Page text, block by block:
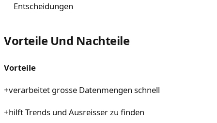
Entscheidungen
Vorteile Und Nachteile
Vorteile
+verarbeitet grosse Datenmengen schnell
+hilft Trends und Ausreisser zu finden